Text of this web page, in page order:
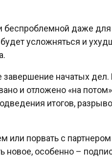
беспроблемной даже для
усложняться и
начатых дел.
и отложено «на
итогов,
порвать с партнером
новое, особенно –